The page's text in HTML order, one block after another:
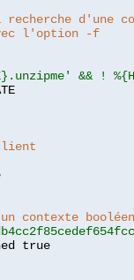
d'une
l'option -f
&& !
contexte booléen